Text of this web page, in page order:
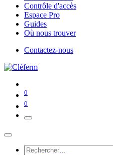
Contrôle d'accès
Espace Pro
Guides
Où nous trouver
Contactez-nous
0
0